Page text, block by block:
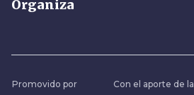
Organiza
Promovido por Con el aporte de la